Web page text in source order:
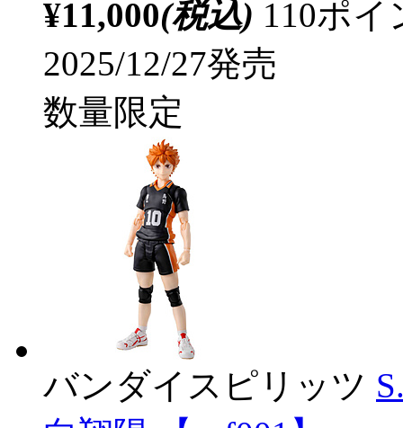
¥11,000(税込) 110ポ
2025/12/27発売
数量限定
バンダイスピリッツ